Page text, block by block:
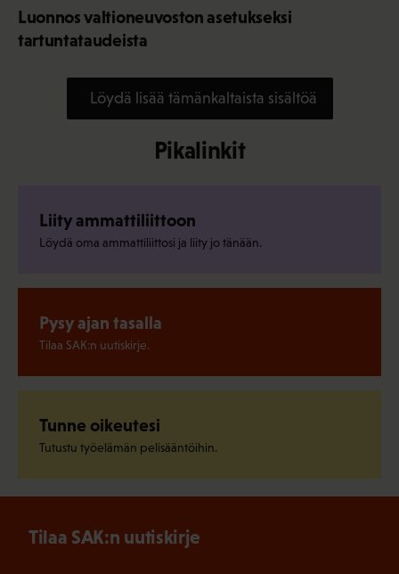
Luonnos valtioneuvoston asetukseksi
tartuntataudeista
Löydä lisää tämänkaltaista sisältöä
Pikalinkit
Liity ammattiliittoon
Löydä oma ammattiliittosi ja liity jo tänään.
Pysy ajan tasalla
Tilaa SAK:n uutiskirje.
Tunne oikeutesi
Tutustu työelämän pelisääntöihin.
Tilaa SAK:n uutiskirje